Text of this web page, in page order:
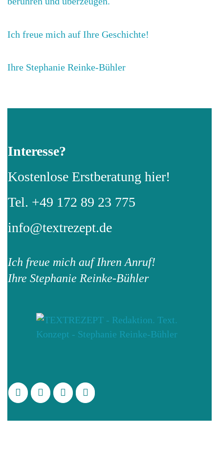
Ich freue mich auf Ihre Geschichte!
Ihre Stephanie Reinke-Bühler
Interesse?
Kostenlose Erstberatung hier!
Tel. +49 172 89 23 775
info@textrezept.de
Ich freue mich auf Ihren Anruf!
Ihre Stephanie Reinke-Bühler